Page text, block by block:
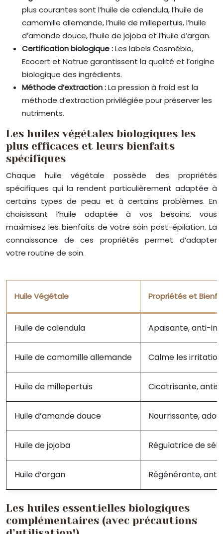
plus courantes sont l’huile de calendula, l’huile de
camomille allemande, l’huile de millepertuis, l’huile
d’amande douce, l’huile de jojoba et l’huile d’argan.
Certification biologique :Les labels Cosmébio,
Ecocert et Natrue garantissent la qualité et l’origine
biologique des ingrédients.
Méthode d’extraction :La pression à froid est la
méthode d’extraction privilégiée pour préserver les
nutriments.
Les huiles végétales biologiques les
plus efficaces et leurs bienfaits
spécifiques
Chaque huile végétale possède des propriétés
spécifiques qui la rendent particulièrement adaptée à
certains types de peau et à certains problèmes. En
choisissant l’huile adaptée à vos besoins, vous
maximisez les bienfaits de votre soin post-épilation. La
connaissance de ces propriétés permet d’adapter
votre routine de soin.
Huile Végétale Propriétés et
Huile de calendula Apaisante, anti-
Huile de camomille allemande Calme les
Huile de millepertuis Cicatrisante,
Huile d’amande douce Nourrissante,
Huile de jojoba Régulatrice de
Huile d’argan Régénérante,
Les huiles essentielles biologiques
complémentaires (avec précautions